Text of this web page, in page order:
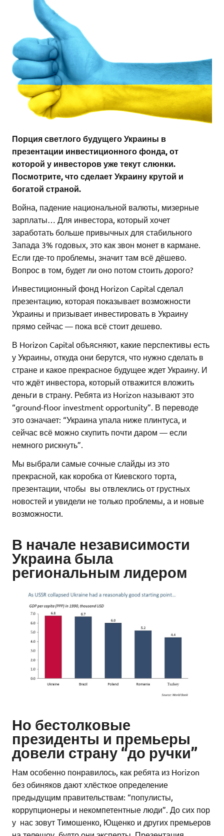
Порция светлого будущего Украины в
презентации инвестиционного фонда, от
которой у инвесторов уже текут слюнки.
Посмотрите, что сделает Украину крутой и
богатой страной.
Война, падение национальной валюты, мизерные
зарплаты… Для инвестора, который хочет
заработать больше привычных для стабильного
Запада 3% годовых, это как звон монет в кармане.
Если где-то проблемы, значит там всё дёшево.
Вопрос в том, будет ли оно потом стоить дорого?
Инвестиционный фонд Horizon Capital сделал
презентацию, которая показывает возможности
Украины и призывает инвестировать в Украину
прямо сейчас — пока всё стоит дешево.
В Horizon Capital объясняют, какие перспективы есть
у Украины, откуда они берутся, что нужно сделать в
стране и какое прекрасное будущее ждет Украину. И
что ждёт инвестора, который отважится вложить
деньги в страну. Ребята из Horizon называют это
“ground-floor investment opportunity”. В переводе
это означает: “Украина упала ниже плинтуса, и
сейчас всё можно скупить почти даром — если
немного рискнуть”.
Мы выбрали самые сочные слайды из это
прекрасной, как коробка от Киевского торта,
презентации, чтобы вы отвлеклись от грустных
новостей и увидели не только проблемы, а и новые
возможности.
В начале независимости
Украина была
региональным лидером
Но бестолковые
президенты и премьеры
довели страну “до ручки”
Нам особенно понравилось, как ребята из Horizon
без обиняков дают хлёсткое определение
предыдущим правительствам: “популисты,
коррупционеры и некомпетентные люди”. До сих пор
у нас зовут Тимошенко, Ющенко и других премьеров